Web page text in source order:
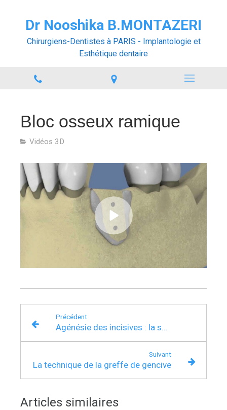
Dr Nooshika B.MONTAZERI
Chirurgiens-Dentistes à PARIS - Implantologie et
Esthétique dentaire
Bloc osseux ramique
Vidéos 3D
Précédent
Agénésie des incisives : la solution des implants dentaires
Suivant
La technique de la greffe de gencive
Articles similaires